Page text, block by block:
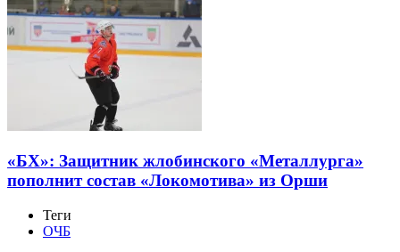
«БХ»: Защитник жлобинского «Металлурга»
пополнит состав «Локомотива» из Орши
Теги
ОЧБ